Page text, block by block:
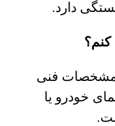
دارد.
کنم؟
مشخصات فنی
خودرو یا